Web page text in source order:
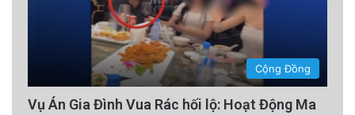
Cộng Đồng
Vụ Án Gia Đình Vua Rác hối lộ: Hoạt Động Ma